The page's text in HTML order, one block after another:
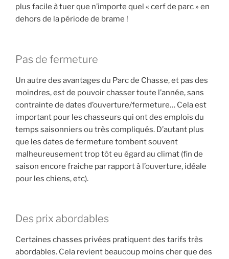
plus facile à tuer que n’importe quel « cerf de parc » en
dehors de la période de brame !
Pas de fermeture
Un autre des avantages du Parc de Chasse, et pas des
moindres, est de pouvoir chasser toute l’année, sans
contrainte de dates d’ouverture/fermeture… Cela est
important pour les chasseurs qui ont des emplois du
temps saisonniers ou très compliqués. D’autant plus
que les dates de fermeture tombent souvent
malheureusement trop tôt eu égard au climat (fin de
saison encore fraiche par rapport à l’ouverture, idéale
pour les chiens, etc).
Des prix abordables
Certaines chasses privées pratiquent des tarifs très
abordables. Cela revient beaucoup moins cher que des